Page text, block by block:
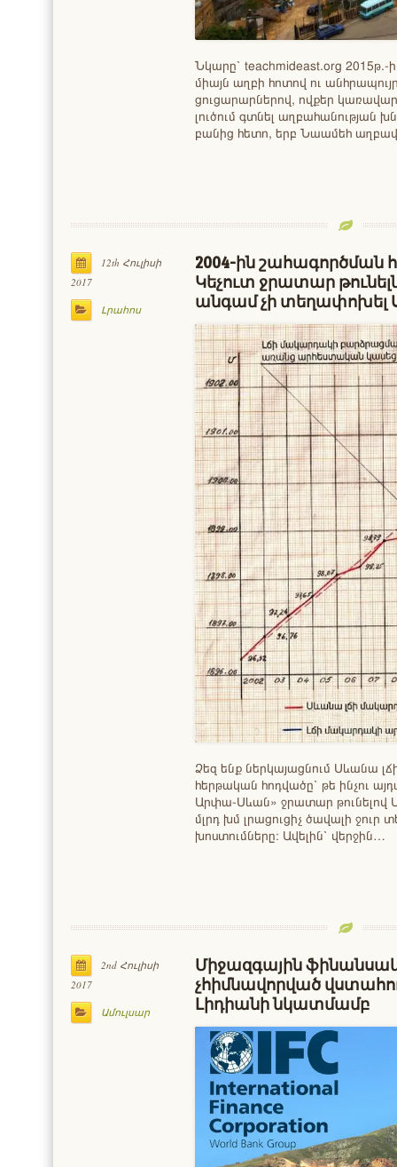
Նկարը՝ teachmideast.org 2015թ.-
միայն աղբի հոտով ու
ցուցարարներով, ովքեր
լուծում գտնել աղբահանության
բանից հետո, երբ Նաամեհ
12th Հուլիսի
2017
Լրահոս
2004-ին
Կեչուտ ջրատար
անգամ չի տեղափոխել
Ձեզ ենք ներկայացնում Սևանա
հերթական հոդվածը՝ թե ինչու
Արփա-Սևան» ջրատար թունելով
մլրդ խմ լրացուցիչ ծավալի ջուր
խոստումները։ Ավելին՝ վերջին…
2nd Հուլիսի
2017
Ամուլսար
Միջազգային
չհիմնավորված
Լիդիանի նկատմամբ